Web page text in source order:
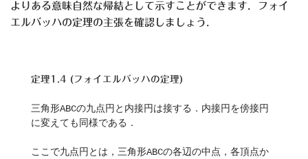
よりある意味自然な帰結として示すことができます．フォイ
エルバッハの定理の主張を確認しましょう．
定理1.4 (フォイエルバッハの定理)
三角形ABCの九点円と内接円は接する．内接円を傍接円
に変えても同様である．
ここで九点円とは，三角形ABCの各辺の中点，各頂点か